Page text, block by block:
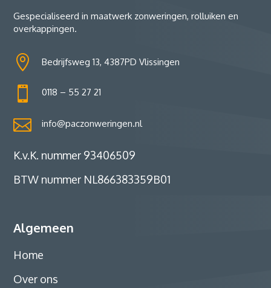
Gespecialiseerd in maatwerk zonweringen, rolluiken en
overkappingen.
 Bedrijfsweg 13, 4387PD Vlissingen
 0118 – 55 27 21
 info@paczonweringen.nl
K.v.K. nummer 93406509
BTW nummer NL866383359B01
Algemeen
Home
Over ons